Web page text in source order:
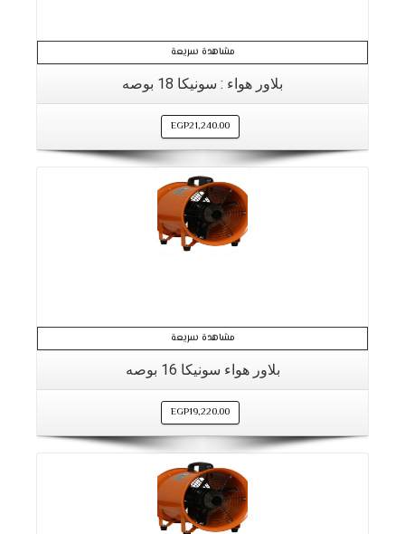
مشاهدة سريعة
بلاور هواء : سونيكا 18 بوصه
EGP21,240.00
مشاهدة سريعة
بلاور هواء سونيكا 16 بوصه
EGP19,220.00